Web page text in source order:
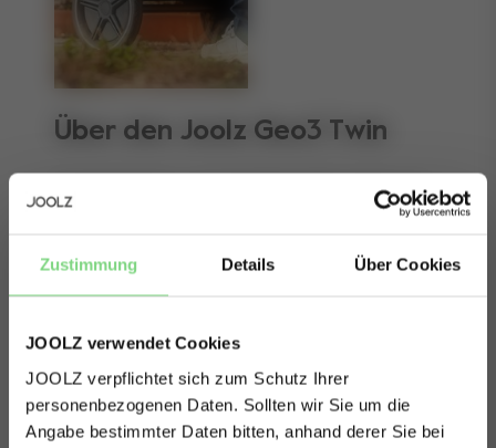
Zustimmung Details Über Cookies
JOOLZ verwendet Cookies
JOOLZ verpflichtet sich zum Schutz Ihrer
personenbezogenen Daten. Sollten wir Sie um die
Angabe bestimmter Daten bitten, anhand derer Sie bei
Über den Joolz Geo3 Twin
Tief durchatmen – es sind Zwillinge! Wir sind hier, um
dein Leben einfacher zu gestalten. Mit dem Geo3
bewältigst du kleine Räume und enge Gänge
perfekt geschützt, haben ausreichend Belüftung und
sind auf jedes Wetter vorbereitet. Extra-Vorteil:
Immer noch leicht zu handhaben, wenn man nur zwei
Visit this site in your own language